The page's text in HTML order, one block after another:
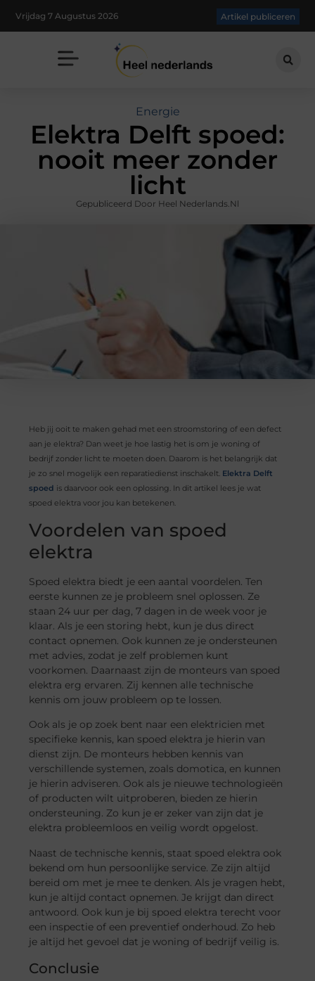
Vrijdag 7 Augustus 2026 Artikel publiceren
Energie
Elektra Delft spoed:
nooit meer zonder
licht
Gepubliceerd Door Heel Nederlands.nl
Heb jij ooit te maken gehad met een stroomstoring of een defect
aan je elektra? Dan weet je hoe lastig het is om je woning of
bedrijf zonder licht te moeten doen. Daarom is het belangrijk dat
je zo snel mogelijk een reparatiedienst inschakelt. Elektra Delft
spoed is daarvoor ook een oplossing. In dit artikel lees je wat
spoed elektra voor jou kan betekenen.
Voordelen van spoed
elektra
Spoed elektra biedt je een aantal voordelen. Ten
eerste kunnen ze je probleem snel oplossen. Ze
staan 24 uur per dag, 7 dagen in de week voor je
klaar. Als je een storing hebt, kun je dus direct
contact opnemen. Ook kunnen ze je ondersteunen
met advies, zodat je zelf problemen kunt
voorkomen. Daarnaast zijn de monteurs van spoed
elektra erg ervaren. Zij kennen alle technische
kennis om jouw probleem op te lossen.
Ook als je op zoek bent naar een elektricien met
specifieke kennis, kan spoed elektra je hierin van
dienst zijn. De monteurs hebben kennis van
verschillende systemen, zoals domotica, en kunnen
je hierin adviseren. Ook als je nieuwe technologieën
of producten wilt uitproberen, bieden ze hierin
ondersteuning. Zo kun je er zeker van zijn dat je
elektra probleemloos en veilig wordt opgelost.
Naast de technische kennis, staat spoed elektra ook
bekend om hun persoonlijke service. Ze zijn altijd
bereid om met je mee te denken. Als je vragen hebt,
kun je altijd contact opnemen. Je krijgt dan direct
antwoord. Ook kun je bij spoed elektra terecht voor
een inspectie of een preventief onderhoud. Zo heb
je altijd het gevoel dat je woning of bedrijf veilig is.
Conclusie